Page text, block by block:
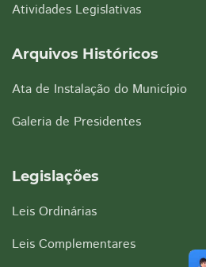
Atividades Legislativas
Arquivos Históricos
Ata de Instalação do Município
Galeria de Presidentes
Legislações
Leis Ordinárias
Leis Complementares